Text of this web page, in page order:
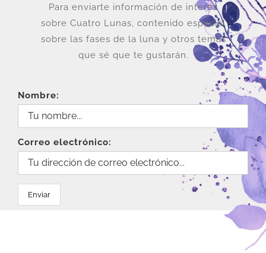
Para enviarte información de interés
sobre Cuatro Lunas, contenido especial
sobre las fases de la luna y otros temas
que sé que te gustarán.
Nombre:
Correo electrónico: